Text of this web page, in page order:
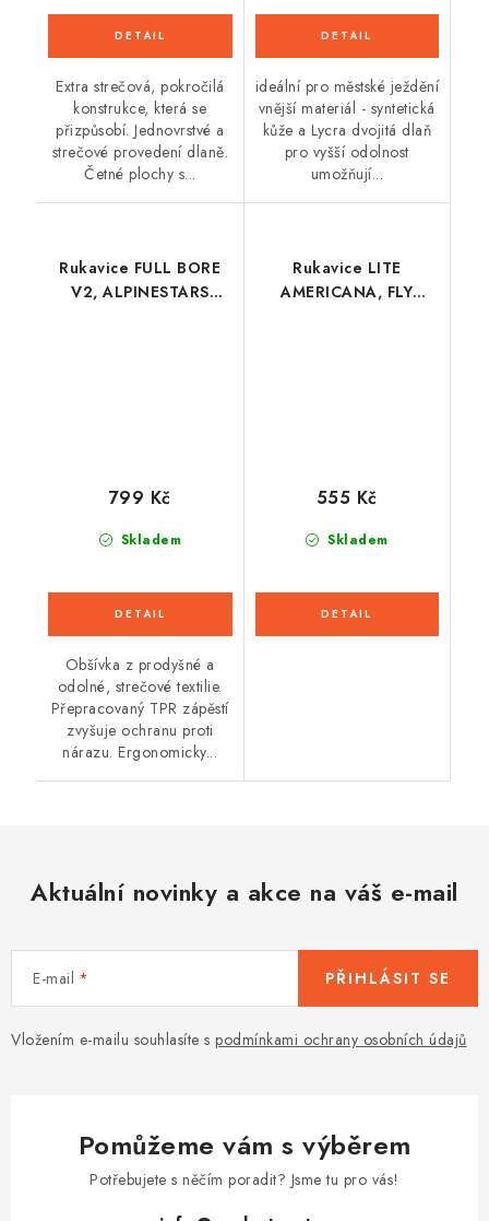
Extra strečová, pokročilá
konstrukce, která se
přizpůsobí. Jednovrstvé a
strečové provedení dlaně.
Četné plochy s...
ideální pro městské ježdění
vnější materiál - syntetická
kůže a Lycra dvojitá dlaň
pro vyšší odolnost
umožňují...
Rukavice FULL BORE
V2, ALPINESTARS
Skladem
799 Kč
Obšívka z prodyšné a
odolné, strečové textilie.
Přepracovaný TPR zápěstí
zvyšuje ochranu proti
nárazu. Ergonomicky...
Rukavice LITE
AMERICANA, FLY
Skladem
555 Kč
Aktuální novinky a akce na váš e-mail
E-mail
Vložením e-mailu souhlasíte s podmínkami ochrany osobních údajů
PŘIHLÁSIT SE
Pomůžeme vám s výběrem
Potřebujete s něčím poradit? Jsme tu pro vás!